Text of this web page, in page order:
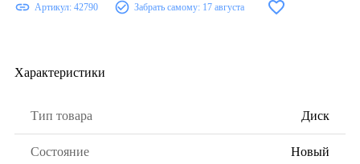
Артикул: 42790 Забрать самому: 17 августа
Характеристики
Тип товара Диск
Состояние Новый